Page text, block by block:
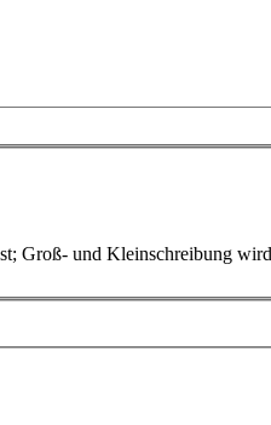
Groß- und Kleinschreibung